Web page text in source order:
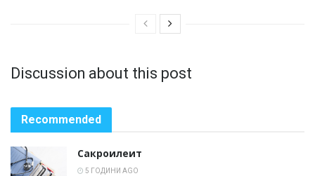
Discussion about this post
Recommended
Сакроилеит
5 ГОДИНИ AGO